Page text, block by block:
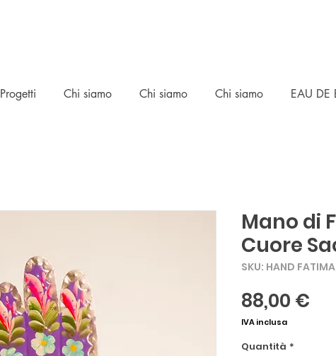
Progetti Chi siamo Chi siamo Chi siamo EAU DE
Mano di
Cuore
SKU: HAND
88,00 €
IVA inclusa
Quantità *